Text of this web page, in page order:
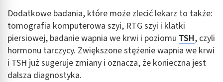
Dodatkowe badania, które może zlecić lekarz to także:
tomografia komputerowa szyi, RTG szyi i klatki
piersiowej, badanie wapnia we krwi i poziomu TSH, czyli
hormonu tarczycy. Zwiększone stężenie wapnia we krwi
i TSH już sugeruje zmiany i oznacza, że konieczna jest
dalsza diagnostyka.